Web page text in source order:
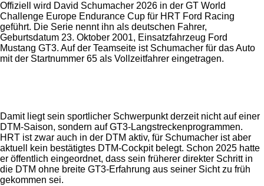
Offiziell wird David Schumacher 2026 in der GT World
Challenge Europe Endurance Cup für HRT Ford Racing
geführt. Die Serie nennt ihn als deutschen Fahrer,
Geburtsdatum 23. Oktober 2001, Einsatzfahrzeug Ford
Mustang GT3. Auf der Teamseite ist Schumacher für das Auto
mit der Startnummer 65 als Vollzeitfahrer eingetragen.
Damit liegt sein sportlicher Schwerpunkt derzeit nicht auf einer
DTM-Saison, sondern auf GT3-Langstreckenprogrammen.
HRT ist zwar auch in der DTM aktiv, für Schumacher ist aber
aktuell kein bestätigtes DTM-Cockpit belegt. Schon 2025 hatte
er öffentlich eingeordnet, dass sein früherer direkter Schritt in
die DTM ohne breite GT3-Erfahrung aus seiner Sicht zu früh
gekommen sei.